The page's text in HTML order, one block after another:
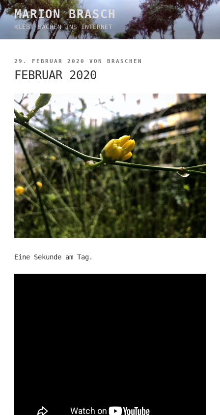
Zum
Inhalt
springen
MARION BRASCH
KLEBT SACHEN INS INTERNET
VERÖFFENTLICHT
AM
29. FEBRUAR 2020 VON BRASCHEN
FEBRUAR 2020
Eine Sekunde am Tag.